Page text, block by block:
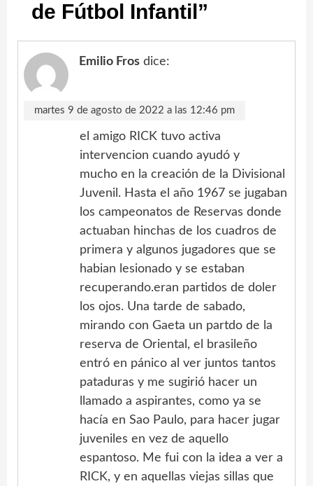
de Fútbol Infantil”
Emilio Fros dice:
martes 9 de agosto de 2022 a las 12:46 pm
el amigo RICK tuvo activa
intervencion cuando ayudó y
mucho en la creación de la Divisional
Juvenil. Hasta el año 1967 se jugaban
los campeonatos de Reservas donde
actuaban hinchas de los cuadros de
primera y algunos jugadores que se
habian lesionado y se estaban
recuperando.eran partidos de doler
los ojos. Una tarde de sabado,
mirando con Gaeta un partdo de la
reserva de Oriental, el brasileño
entró en pánico al ver juntos tantos
pataduras y me sugirió hacer un
llamado a aspirantes, como ya se
hacía en Sao Paulo, para hacer jugar
juveniles en vez de aquello
espantoso. Me fui con la idea a ver a
RICK, y en aquellas viejas sillas que